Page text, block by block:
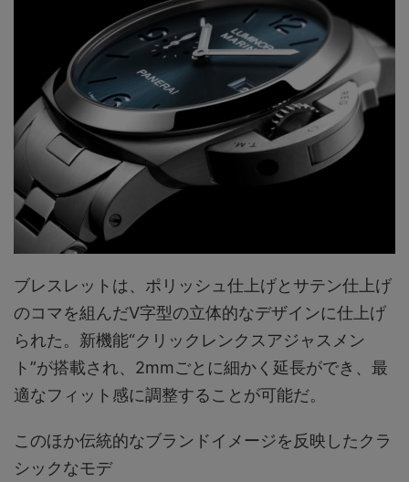
ブレスレットは、ポリッシュ仕上げとサテン仕上げ
のコマを組んだV字型の立体的なデザインに仕上げ
られた。新機能“クリックレンクスアジャスメン
ト”が搭載され、2mmごとに細かく延長ができ、最
適なフィット感に調整することが可能だ。
このほか伝統的なブランドイメージを反映したクラ
シックなモデ